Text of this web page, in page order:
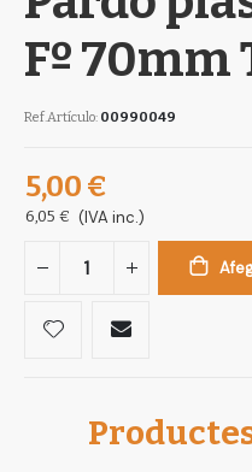
gallery
Fº 70mm
Ref.Artículo 00990049
5,00 €
6,05 € (IVA inc.)